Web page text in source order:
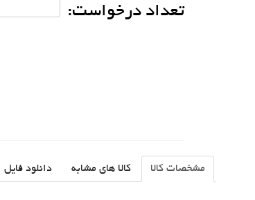
تعداد درخواست:
مشخصات کالا کالا های مشابه دانلود فایل